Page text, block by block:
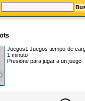
Juegos1 Juegos tiempo de
1 minuto
Presione para jugar a un juego